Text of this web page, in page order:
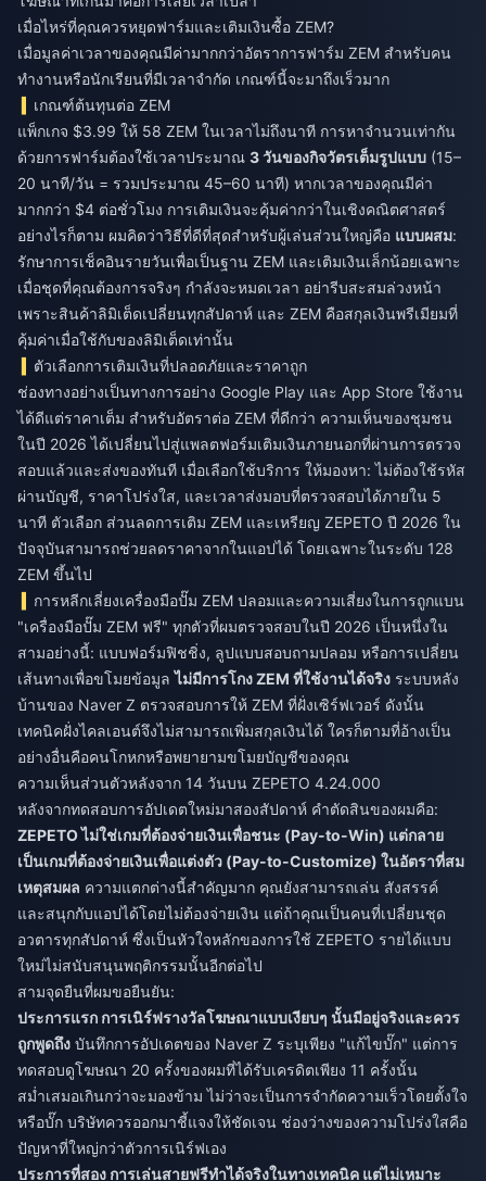
เมื่อไหร่ที่คุณควรหยุดฟาร์มและเติมเงินซื้อ ZEM?
เมื่อมูลค่าเวลาของคุณมีค่ามากกว่าอัตราการฟาร์ม ZEM สำหรับคน
ทำงานหรือนักเรียนที่มีเวลาจำกัด เกณฑ์นี้จะมาถึงเร็วมาก
เกณฑ์ต้นทุนต่อ ZEM
แพ็กเกจ $3.99 ให้ 58 ZEM ในเวลาไม่ถึงนาที การหาจำนวนเท่ากัน
ด้วยการฟาร์มต้องใช้เวลาประมาณ 3 วันของกิจวัตรเต็มรูปแบบ (15–
20 นาที/วัน = รวมประมาณ 45–60 นาที) หากเวลาของคุณมีค่า
มากกว่า $4 ต่อชั่วโมง การเติมเงินจะคุ้มค่ากว่าในเชิงคณิตศาสตร์
อย่างไรก็ตาม ผมคิดว่าวิธีที่ดีที่สุดสำหรับผู้เล่นส่วนใหญ่คือ แบบผสม:
รักษาการเช็คอินรายวันเพื่อเป็นฐาน ZEM และเติมเงินเล็กน้อยเฉพาะ
เมื่อชุดที่คุณต้องการจริงๆ กำลังจะหมดเวลา อย่ารีบสะสมล่วงหน้า
เพราะสินค้าลิมิเต็ดเปลี่ยนทุกสัปดาห์ และ ZEM คือสกุลเงินพรีเมียมที่
คุ้มค่าเมื่อใช้กับของลิมิเต็ดเท่านั้น
ตัวเลือกการเติมเงินที่ปลอดภัยและราคาถูก
ช่องทางอย่างเป็นทางการอย่าง Google Play และ App Store ใช้งาน
ได้ดีแต่ราคาเต็ม สำหรับอัตราต่อ ZEM ที่ดีกว่า ความเห็นของชุมชน
ในปี 2026 ได้เปลี่ยนไปสู่แพลตฟอร์มเติมเงินภายนอกที่ผ่านการตรวจ
สอบแล้วและส่งของทันที เมื่อเลือกใช้บริการ ให้มองหา: ไม่ต้องใช้รหัส
ผ่านบัญชี, ราคาโปร่งใส, และเวลาส่งมอบที่ตรวจสอบได้ภายใน 5
นาที ตัวเลือก ส่วนลดการเติม ZEM และเหรียญ ZEPETO ปี 2026 ใน
ปัจจุบันสามารถช่วยลดราคาจากในแอปได้ โดยเฉพาะในระดับ 128
ZEM ขึ้นไป
การหลีกเลี่ยงเครื่องมือปั๊ม ZEM ปลอมและความเสี่ยงในการถูกแบน
"เครื่องมือปั๊ม ZEM ฟรี" ทุกตัวที่ผมตรวจสอบในปี 2026 เป็นหนึ่งใน
สามอย่างนี้: แบบฟอร์มฟิชชิ่ง, ลูปแบบสอบถามปลอม หรือการเปลี่ยน
เส้นทางเพื่อขโมยข้อมูลไม่มีการโกง ZEM ที่ใช้งานได้จริง ระบบหลัง
บ้านของ Naver Z ตรวจสอบการให้ ZEM ที่ฝั่งเซิร์ฟเวอร์ ดังนั้น
เทคนิคฝั่งไคลเอนต์จึงไม่สามารถเพิ่มสกุลเงินได้ ใครก็ตามที่อ้างเป็น
อย่างอื่นคือคนโกหกหรือพยายามขโมยบัญชีของคุณ
ความเห็นส่วนตัวหลังจาก 14 วันบน ZEPETO 4.24.000
หลังจากทดสอบการอัปเดตใหม่มาสองสัปดาห์ คำตัดสินของผมคือ:
ZEPETO ไม่ใช่เกมที่ต้องจ่ายเงินเพื่อชนะ (Pay-to-Win) แต่กลาย
เป็นเกมที่ต้องจ่ายเงินเพื่อแต่งตัว (Pay-to-Customize) ในอัตราที่สม
เหตุสมผล ความแตกต่างนี้สำคัญมาก คุณยังสามารถเล่น สังสรรค์
และสนุกกับแอปได้โดยไม่ต้องจ่ายเงิน แต่ถ้าคุณเป็นคนที่เปลี่ยนชุด
อวตารทุกสัปดาห์ ซึ่งเป็นหัวใจหลักของการใช้ ZEPETO รายได้แบบ
ใหม่ไม่สนับสนุนพฤติกรรมนั้นอีกต่อไป
สามจุดยืนที่ผมขอยืนยัน:
ประการแรก การเนิร์ฟรางวัลโฆษณาแบบเงียบๆ นั้นมีอยู่จริงและควร
ถูกพูดถึง บันทึกการอัปเดตของ Naver Z ระบุเพียง "แก้ไขบั๊ก" แต่การ
ทดสอบดูโฆษณา 20 ครั้งของผมที่ได้รับเครดิตเพียง 11 ครั้งนั้น
สม่ำเสมอเกินกว่าจะมองข้าม ไม่ว่าจะเป็นการจำกัดความเร็วโดยตั้งใจ
หรือบั๊ก บริษัทควรออกมาชี้แจงให้ชัดเจน ช่องว่างของความโปร่งใสคือ
ปัญหาที่ใหญ่กว่าตัวการเนิร์ฟเอง
ประการที่สอง การเล่นสายฟรีทำได้จริงในทางเทคนิค แต่ไม่เหมาะ